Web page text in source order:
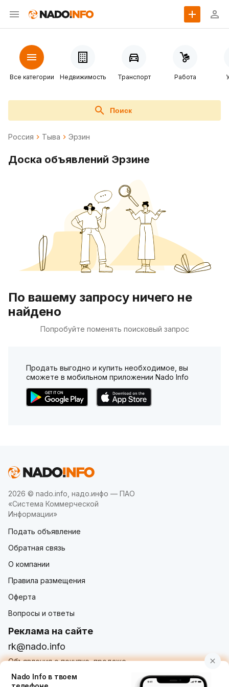
Все категории Недвижимость Транспорт Работа
Поиск
Россия Тыва Эрзин
Доска объявлений Эрзине
По вашему запросу ничего не
найдено
Попробуйте поменять поисковый запрос
Продать выгодно и купить необходимое, вы
сможете в мобильном приложении Nado Info
2026 © nado.info, надо.инфо — ПАО
«Система Коммерческой
Информации»
Подать объявление
Обратная связь
О компании
Правила размещения
Оферта
Вопросы и ответы
Реклама на сайте
rk@nado.info
Объявления о покупке, продаже,
услугах от частных лиц и организаций
Nado Info в твоем